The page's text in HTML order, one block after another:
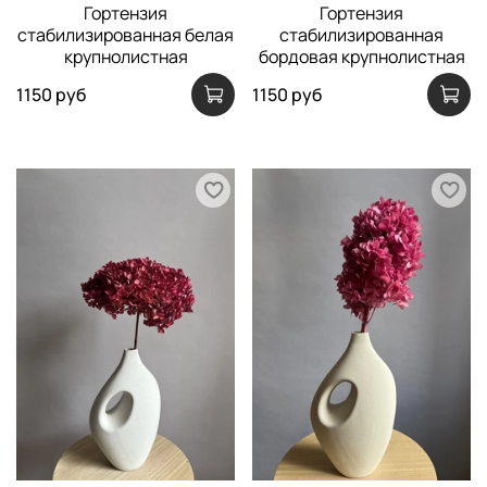
Гортензия
стабилизированная белая
крупнолистная
1150 руб
Гортензия
стабилизированная
бордовая крупнолистная
1150 руб